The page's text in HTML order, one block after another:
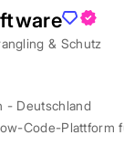
& Schutz
- Deutschland
Code-